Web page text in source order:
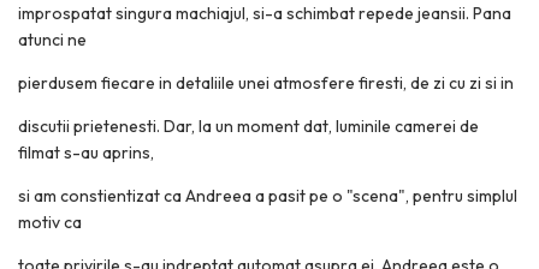
improspatat singura machiajul, si-a schimbat repede jeansii. Pana
atunci ne
pierdusem fiecare in detaliile unei atmosfere firesti, de zi cu zi si in
discutii prietenesti. Dar, la un moment dat, luminile camerei de
filmat s-au aprins,
si am constientizat ca Andreea a pasit pe o "scena", pentru simplul
motiv ca